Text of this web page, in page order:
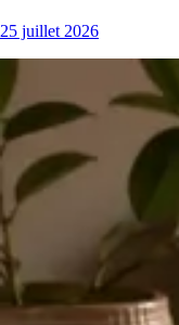
25 juillet 2026